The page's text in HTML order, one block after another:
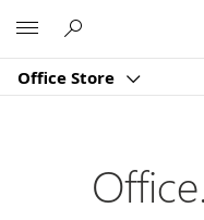
Office Store